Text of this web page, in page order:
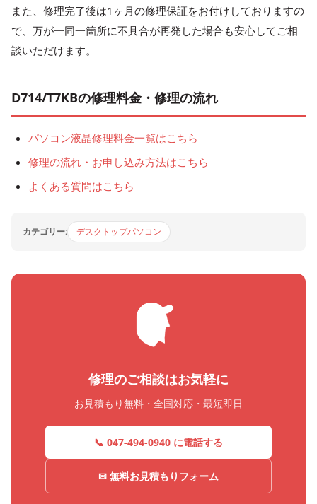
また、修理完了後は1ヶ月の修理保証をお付けしておりますの
で、万が一同一箇所に不具合が再発した場合も安心してご相
談いただけます。
D714/T7KBの修理料金・修理の流れ
パソコン液晶修理料金一覧はこちら
修理の流れ・お申し込み方法はこちら
よくある質問はこちら
カテゴリー: デスクトップパソコン
修理のご相談はお気軽に
お見積もり無料・全国対応・最短即日
📞 047-494-0940 に電話する
✉ 無料お見積もりフォーム